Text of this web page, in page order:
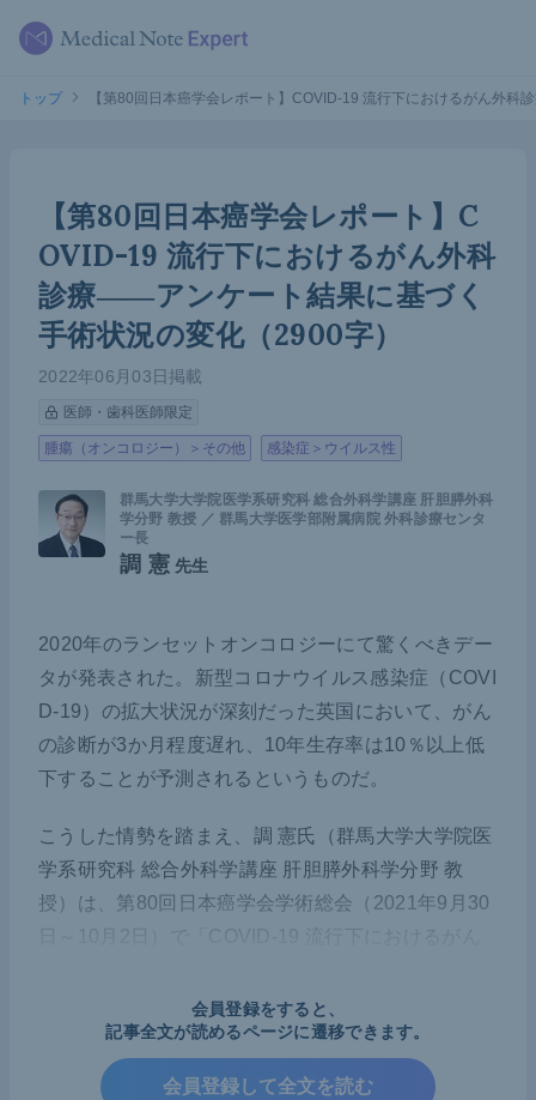
トップ 【第80回日本癌学会レポート】COVID-19 流行下におけるがん外
【第80回日本癌学会レポート】C
OVID-19 流行下におけるがん外科
診療――アンケート結果に基づく
手術状況の変化（2900字）
2022年06月03日掲載
医師・歯科医師限定
腫瘍（オンコロジー）＞その他 感染症＞ウイルス性
群馬大学大学院医学系研究科 総合外科学講座 肝胆膵外科
学分野 教授 ／ 群馬大学医学部附属病院 外科診療センタ
ー長
調 憲 先生
2020年のランセットオンコロジーにて驚くべきデー
タが発表された。新型コロナウイルス感染症（COVI
D-19）の拡大状況が深刻だった英国において、がん
の診断が3か月程度遅れ、10年生存率は10％以上低
下することが予測されるというものだ。
こうした情勢を踏まえ、調 憲氏（群馬大学大学院医
学系研究科 総合外科学講座 肝胆膵外科学分野 教
授）は、第80回日本癌学会学術総会（2021年9月30
アンケート結果に基づき、COVID-19が与えたがん
手術状況の変化について講演を行った。
会員登録をすると、
記事全文が読めるページに遷移できます。
会員登録して全文を読む